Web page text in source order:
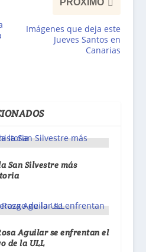
Imágenes que deja este
Jueves Santos en
Canarias
San Silvestre más
Aguilar se enfrentan el
de la ULL